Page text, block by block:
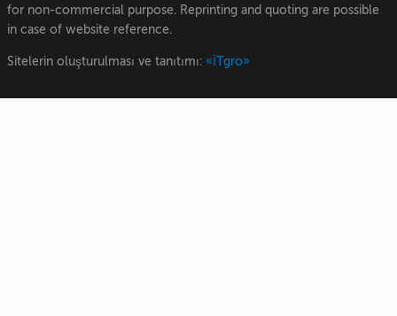
for non-commercial purpose. Reprinting and quoting are possible
in case of website reference.
Sitelerin oluşturulması ve tanıtımı: «İTgro»